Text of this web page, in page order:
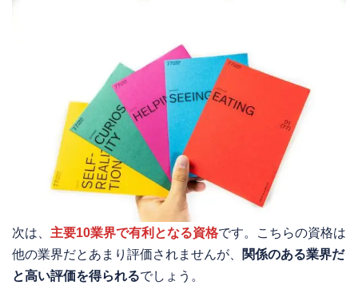
次は、 主要10業界で有利となる資格です。こちらの資格は
他の業界だとあまり評価されませんが、
関係のある業界だ
と高い評価を得られるでしょう。